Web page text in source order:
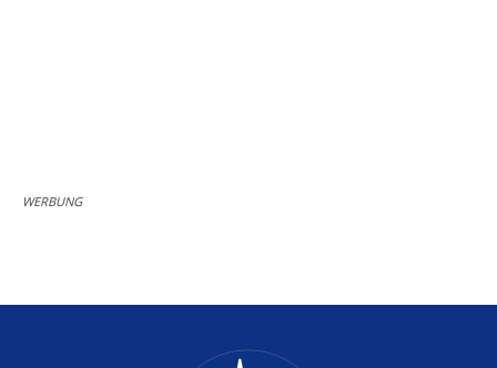
WERBUNG